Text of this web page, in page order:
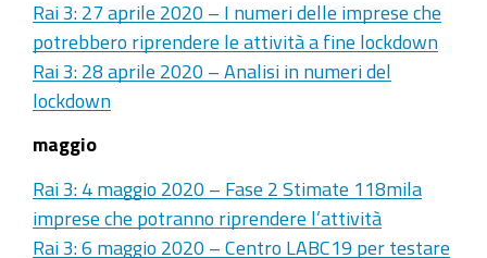
Rai 3: 27 aprile 2020 – I numeri delle imprese che
potrebbero riprendere le attività a fine lockdown
Rai 3: 28 aprile 2020 – Analisi in numeri del
lockdown
maggio
Rai 3: 4 maggio 2020 – Fase 2 Stimate 118mila
imprese che potranno riprendere l’attività
Rai 3: 6 maggio 2020 – Centro LABC19 per testare